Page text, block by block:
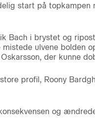
start på topkampen
Bach i brystet og
ulvene bolden
der kunne
profil, Roony
og